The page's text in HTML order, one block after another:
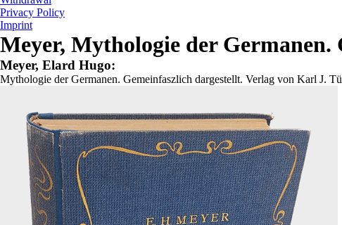
Privacy Policy
Imprint
Meyer, Mythologie der Germanen.
Meyer, Elard Hugo:
Mythologie der Germanen. Gemeinfaszlich dargestellt. Verlag von Karl J.